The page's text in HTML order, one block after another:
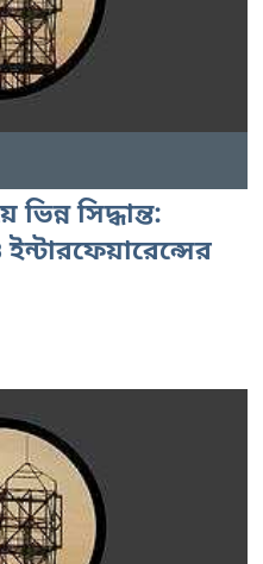
সিদ্ধান্ত: